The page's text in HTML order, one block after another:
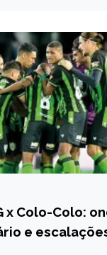
x Colo-Colo:
e